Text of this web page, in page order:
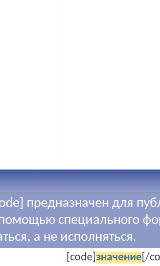
предназначен для
специального
а не исполняться.
[code] значение[/